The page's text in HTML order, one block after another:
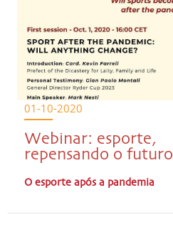
01-10-2020
Webinar: esporte,
repensando o futuro
O esporte após a pandemia